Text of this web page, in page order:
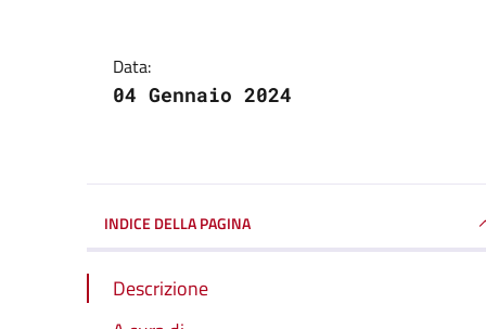
Data:
04 Gennaio 2024
INDICE DELLA PAGINA
Descrizione